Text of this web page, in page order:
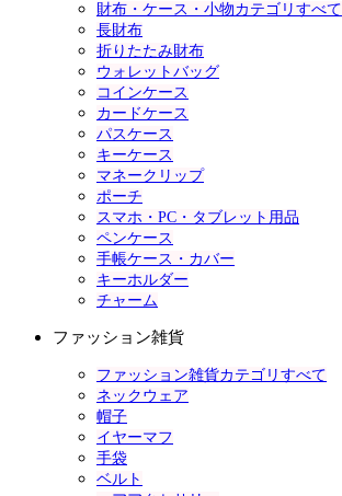
財布・ケース・小物カテゴリすべて
長財布
折りたたみ財布
ウォレットバッグ
コインケース
カードケース
パスケース
キーケース
マネークリップ
ポーチ
スマホ・PC・タブレット用品
ペンケース
手帳ケース・カバー
キーホルダー
チャーム
ファッション雑貨
ファッション雑貨カテゴリすべて
ネックウェア
帽子
イヤーマフ
手袋
ベルト